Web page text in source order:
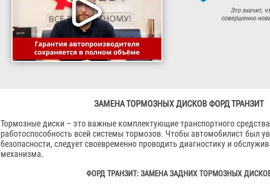
Это значит,
совершенно
ЗАМЕНА ТОРМОЗНЫХ ДИСКОВ ФОРД ТРАНЗИТ
Тормозные диски – это важные комплектующие транспортного
работоспособность всей системы тормозов. Чтобы автомобилист был
безопасности, следует своевременно проводить диагностику и
механизма.
ФОРД ТРАНЗИТ: ЗАМЕНА ЗАДНИХ ТОРМОЗНЫХ